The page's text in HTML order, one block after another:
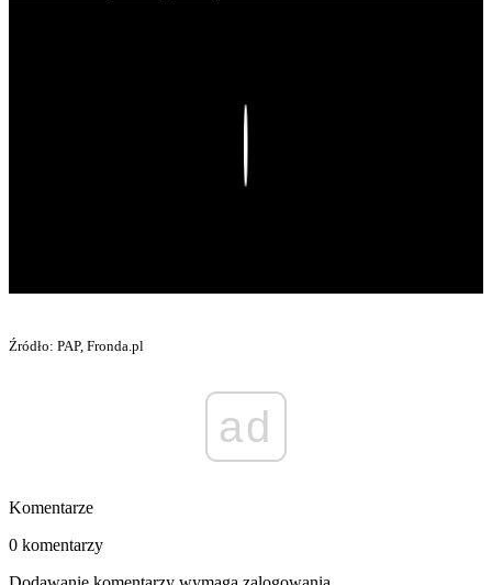
Źródło: PAP, Fronda.pl
ad
Komentarze
0 komentarzy